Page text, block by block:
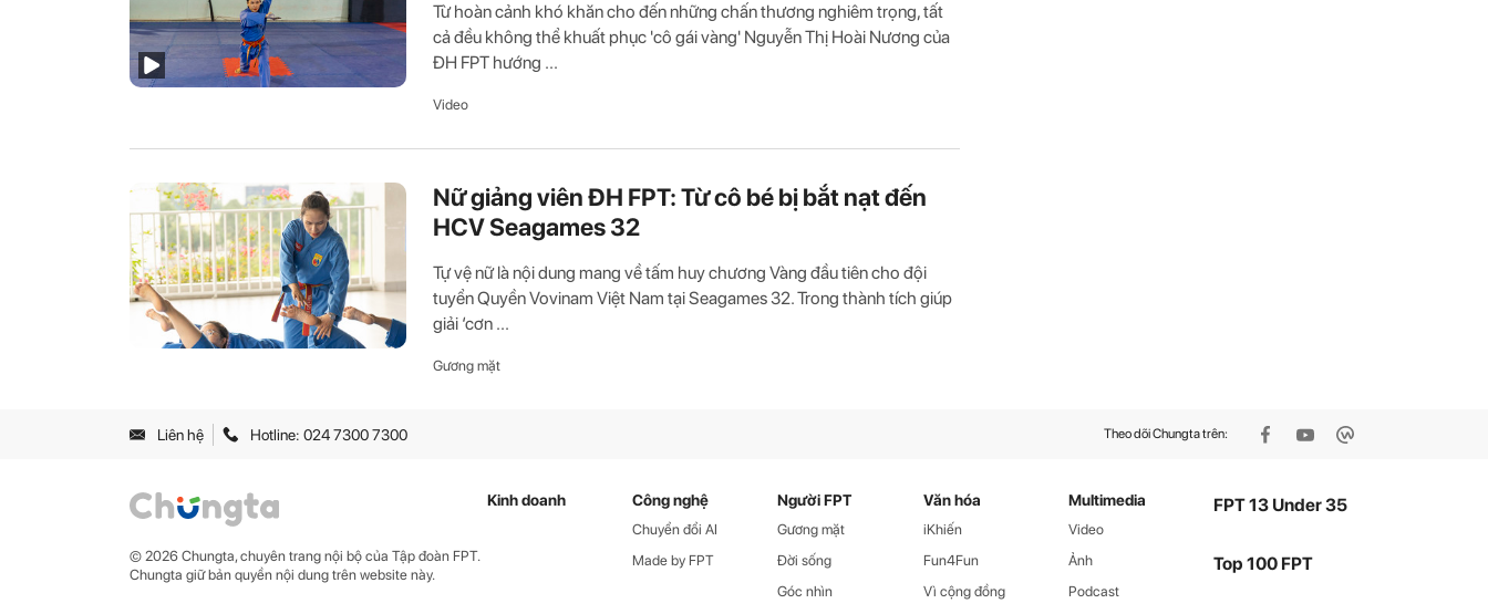
Từ hoàn cảnh khó khăn cho đến những chấn thương nghiêm trọng, tất
cả đều không thể khuất phục 'cô gái vàng' Nguyễn Thị Hoài Nương của
ĐH FPT hướng ...
Video
Nữ giảng viên ĐH FPT: Từ cô bé bị bắt nạt đến
HCV Seagames 32
Tự vệ nữ là nội dung mang về tấm huy chương Vàng đầu tiên cho đội
tuyển Quyền Vovinam Việt Nam tại Seagames 32. Trong thành tích giúp
giải ‘cơn ...
Gương mặt
Liên hệ Hotline: 024 7300 7300 Theo dõi Chungta trên:
© 2026 Chungta, chuyên trang nội bộ của Tập đoàn FPT.
Chungta giữ bản quyền nội dung trên website này.
Kinh doanh Công nghệ
Chuyển đổi AI
Made by FPT
Người FPT
Gương mặt
Đời sống
Góc nhìn
Văn hóa
iKhiến
Fun4Fun
Vì cộng đồng
Multimedia
Video
Ảnh
Podcast
FPT 13 Under 35
Top 100 FPT